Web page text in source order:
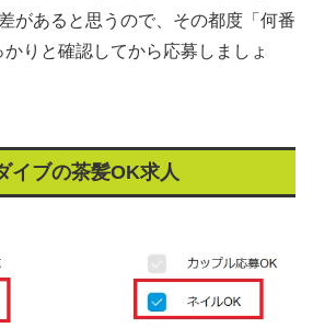
があると思うので、その都度「何番
りと確認してから応募しましょ
イブの茶髪OK求人